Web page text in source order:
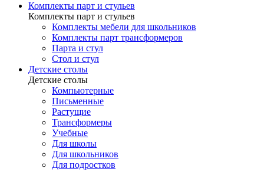
Комплекты парт и стульев
Комплекты парт и стульев
Комплекты мебели для школьников
Комплекты парт трансформеров
Парта и стул
Стол и стул
Детские столы
Детские столы
Компьютерные
Письменные
Растущие
Трансформеры
Учебные
Для школы
Для школьников
Для подростков